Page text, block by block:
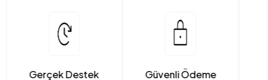
Gerçek Destek Güvenli Ödeme